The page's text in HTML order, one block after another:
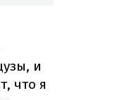
и
что я